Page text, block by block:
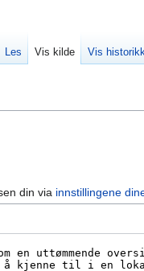
din via innstillingene
Les Vis kilde Vis